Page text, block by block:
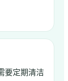
要定期清洁